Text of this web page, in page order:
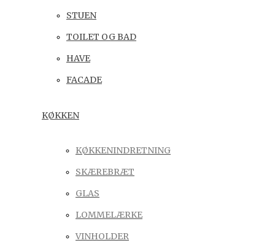
STUEN
TOILET OG BAD
HAVE
FACADE
KØKKEN
KØKKENINDRETNING
SKÆREBRÆT
GLAS
LOMMELÆRKE
VINHOLDER